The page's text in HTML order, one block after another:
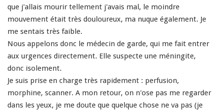
que j'allais mourir tellement j'avais mal, le moindre
mouvement était très douloureux, ma nuque également. Je
me sentais très faible.
Nous appelons donc le médecin de garde, qui me fait entrer
aux urgences directement. Elle suspecte une méningite,
donc isolement.
Je suis prise en charge très rapidement : perfusion,
morphine, scanner. A mon retour, on n'ose pas me regarder
dans les yeux, je me doute que quelque chose ne va pas (je